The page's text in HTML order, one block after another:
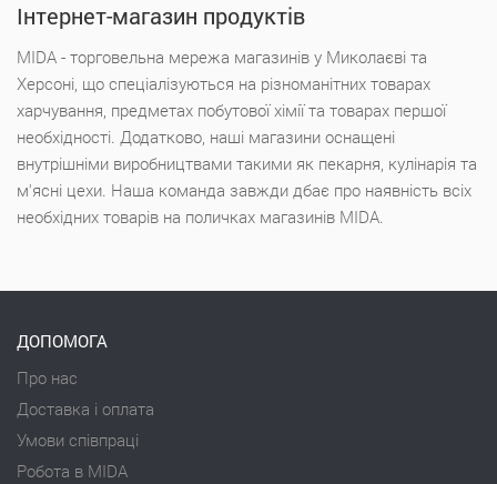
Інтернет-магазин продуктів
MIDA - торговельна мережа магазинів у Миколаєві та
Херсоні, що спеціалізуються на різноманітних товарах
харчування, предметах побутової хімії та товарах першої
необхідності. Додатково, наші магазини оснащені
внутрішніми виробництвами такими як пекарня, кулінарія та
м'ясні цехи. Наша команда завжди дбає про наявність всіх
необхідних товарів на поличках магазинів MIDA.
ДОПОМОГА
Про нас
Доставка і оплата
Умови співпраці
Робота в MIDA